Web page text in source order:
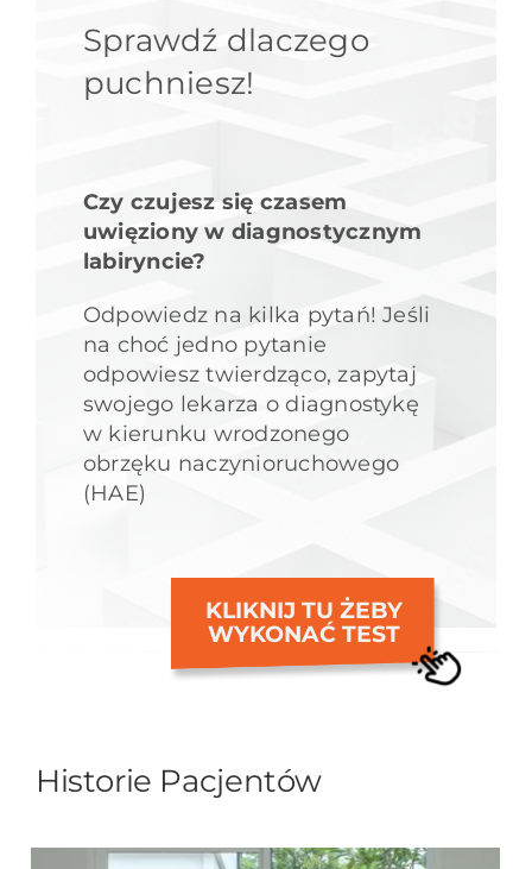
Sprawdź dlaczego
puchniesz!
Czy czujesz się czasem
uwięziony w diagnostycznym
labiryncie?
Odpowiedz na kilka pytań! Jeśli
na choć jedno pytanie
odpowiesz twierdząco, zapytaj
swojego lekarza o diagnostykę
w kierunku wrodzonego
obrzęku naczynioruchowego
(HAE)
KLIKNIJ TU ŻEBY
WYKONAĆ TEST
Historie Pacjentów